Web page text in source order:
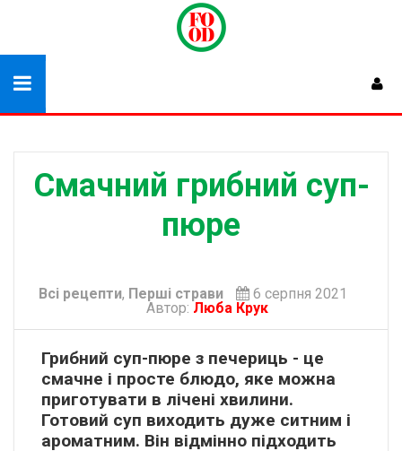
Смачний грибний суп-
пюре
Всі рецепти, Перші страви
6 серпня 2021
Автор: Люба Крук
Грибний суп-пюре з печериць - це
смачне і просте блюдо, яке можна
приготувати в лічені хвилини.
Готовий суп виходить дуже ситним і
ароматним. Він відмінно підходить